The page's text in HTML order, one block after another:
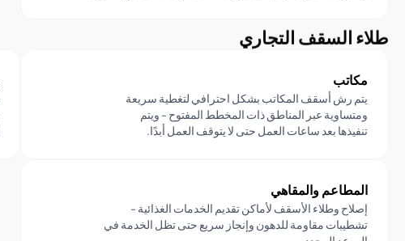
طلاء السقف التجاري
مكاتب
يتم رش أسقف المكاتب بشكل احترافي لتغطية سريعة
ومتساوية عبر المناطق ذات المخطط المفتوح - ويتم
تنفيذها بعد ساعات العمل حتى لا يتوقف العمل أبدًا.
المطاعم والمقاهي
إصلاح وطلاء الأسقف لأماكن تقديم الخدمات الغذائية -
تشطيبات مقاومة للدهون وإنجاز سريع حتى تظل الخدمة في